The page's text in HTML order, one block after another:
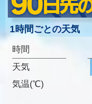
1時間ごとの天気
時間
天気
気温(℃)